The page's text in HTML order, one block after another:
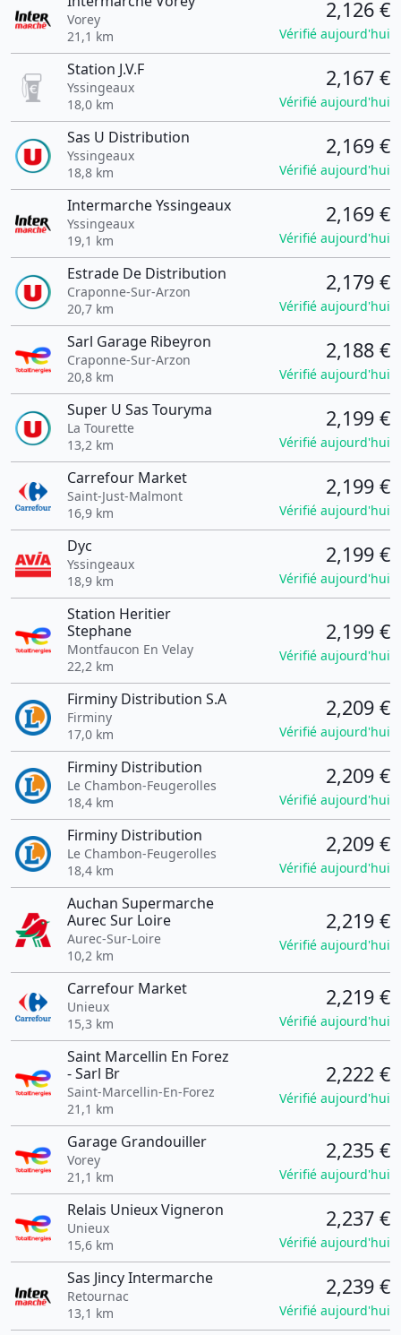
Vorey
21,1 km
2,126 €
Vérifié aujourd'hui
Station J.V.F
Yssingeaux
18,0 km
2,167 €
Vérifié aujourd'hui
Sas U Distribution
Yssingeaux
18,8 km
2,169 €
Vérifié aujourd'hui
Intermarche Yssingeaux
Yssingeaux
19,1 km
2,169 €
Vérifié aujourd'hui
Estrade De Distribution
Craponne-Sur-Arzon
20,7 km
2,179 €
Vérifié aujourd'hui
Sarl Garage Ribeyron
Craponne-Sur-Arzon
20,8 km
2,188 €
Vérifié aujourd'hui
Super U Sas Touryma
La Tourette
13,2 km
2,199 €
Vérifié aujourd'hui
Carrefour Market
Saint-Just-Malmont
16,9 km
2,199 €
Vérifié aujourd'hui
Dyc
Yssingeaux
18,9 km
2,199 €
Vérifié aujourd'hui
Station Heritier
Stephane
Montfaucon En Velay
22,2 km
2,199 €
Vérifié aujourd'hui
Firminy Distribution S.A
Firminy
17,0 km
2,209 €
Vérifié aujourd'hui
Firminy Distribution
Le Chambon-Feugerolles
18,4 km
2,209 €
Vérifié aujourd'hui
Firminy Distribution
Le Chambon-Feugerolles
18,4 km
2,209 €
Vérifié aujourd'hui
Auchan Supermarche
Aurec Sur Loire
Aurec-Sur-Loire
10,2 km
2,219 €
Vérifié aujourd'hui
Carrefour Market
Unieux
15,3 km
2,219 €
Vérifié aujourd'hui
Saint Marcellin En Forez
- Sarl Br
Saint-Marcellin-En-Forez
21,1 km
2,222 €
Vérifié aujourd'hui
Garage Grandouiller
Vorey
21,1 km
2,235 €
Vérifié aujourd'hui
Relais Unieux Vigneron
Unieux
15,6 km
2,237 €
Vérifié aujourd'hui
Sas Jincy Intermarche
Retournac
13,1 km
2,239 €
Vérifié aujourd'hui